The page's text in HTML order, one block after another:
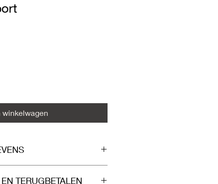
winkelwagen
TERUGBETALEN